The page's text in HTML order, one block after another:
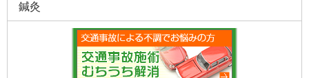
ら・・・」
13年前からの膝の痛み 門真市 Y・Y様
守口市 ４９歳 女性 「膝の痛みと足の痺れがと
鍼灸